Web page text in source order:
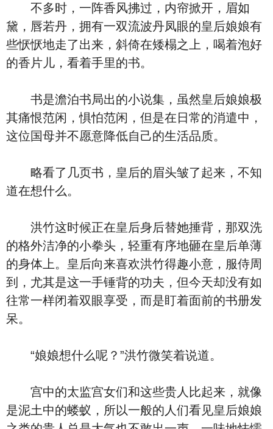
不多时，一阵香风拂过，内帘掀开，眉如
黛，唇若丹，拥有一双流波丹凤眼的皇后娘娘有
些恹恹地走了出来，斜倚在矮榻之上，喝着泡好
的香片儿，看着手里的书。
书是澹泊书局出的小说集，虽然皇后娘娘极
其痛恨范闲，惧怕范闲，但是在日常的消遣中，
这位国母并不愿意降低自己的生活品质。
略看了几页书，皇后的眉头皱了起来，不知
道在想什么。
洪竹这时候正在皇后身后替她捶背，那双洗
的格外洁净的小拳头，轻重有序地砸在皇后单薄
的身体上。皇后向来喜欢洪竹得趣小意，服侍周
到，尤其是这一手锤背的功夫，但今天却没有如
往常一样闭着双眼享受，而是盯着面前的书册发
呆。
“娘娘想什么呢？”洪竹微笑着说道。
宫中的太监宫女们和这些贵人比起来，就像
是泥土中的蝼蚁，所以一般的人们看见皇后娘娘